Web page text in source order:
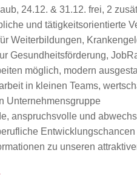
24.12. & 31.12. frei, 2
und tätigkeitsorientierte
Weiterbildungen,
Gesundheitsförderung,
möglich, modern
in kleinen Teams,
Unternehmensgruppe
anspruchsvolle und
zu unseren